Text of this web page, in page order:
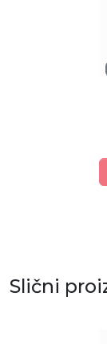
Slični